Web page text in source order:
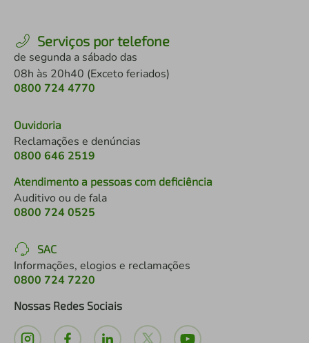
Serviços por telefone
de segunda a sábado das
08h às 20h40 (Exceto feriados)
0800 724 4770
Ouvidoria
Reclamações e denúncias
0800 646 2519
Atendimento a pessoas com deficiência
Auditivo ou de fala
0800 724 0525
SAC
Informações, elogios e reclamações
0800 724 7220
Nossas Redes Sociais